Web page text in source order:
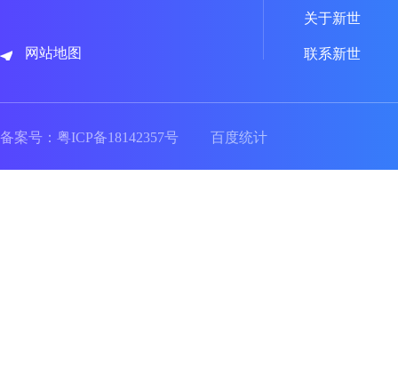
网站地图
关于新世
联系新世
备案号： 粤ICP备18142357号 百度统计